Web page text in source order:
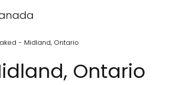
- Midland, Ontario
Ontario